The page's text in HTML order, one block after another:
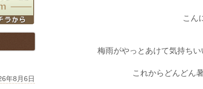
こん
梅雨がやっとあけて気持ち
これからどんどん
年8月6日